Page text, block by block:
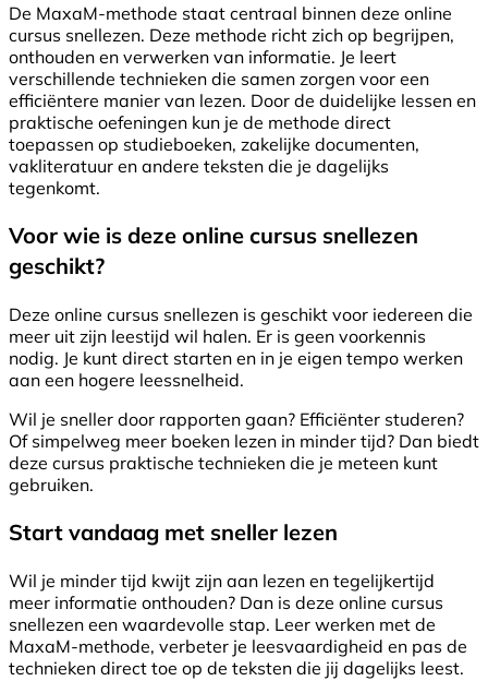
De MaxaM-methode staat centraal binnen deze online
cursus snellezen. Deze methode richt zich op begrijpen,
onthouden en verwerken van informatie. Je leert
verschillende technieken die samen zorgen voor een
efficiëntere manier van lezen. Door de duidelijke lessen en
praktische oefeningen kun je de methode direct
toepassen op studieboeken, zakelijke documenten,
vakliteratuur en andere teksten die je dagelijks
tegenkomt.
Voor wie is deze online cursus snellezen
geschikt?
Deze online cursus snellezen is geschikt voor iedereen die
meer uit zijn leestijd wil halen. Er is geen voorkennis
nodig. Je kunt direct starten en in je eigen tempo werken
aan een hogere leessnelheid.
Wil je sneller door rapporten gaan? Efficiënter studeren?
Of simpelweg meer boeken lezen in minder tijd? Dan biedt
deze cursus praktische technieken die je meteen kunt
gebruiken.
Start vandaag met sneller lezen
Wil je minder tijd kwijt zijn aan lezen en tegelijkertijd
meer informatie onthouden? Dan is deze online cursus
snellezen een waardevolle stap. Leer werken met de
MaxaM-methode, verbeter je leesvaardigheid en pas de
technieken direct toe op de teksten die jij dagelijks leest.